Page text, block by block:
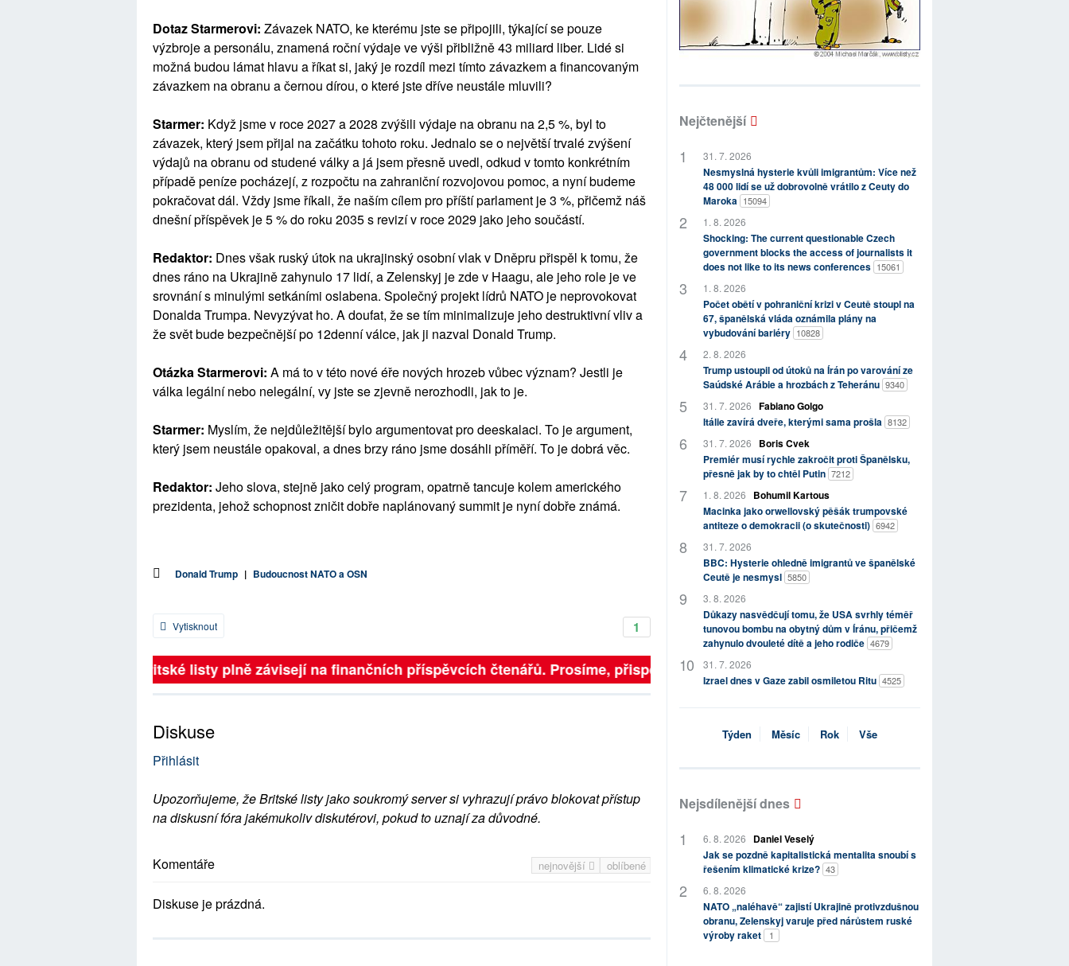
Dotaz Starmerovi: Závazek NATO, ke kterému jste se připojili, týkající se pouze
výzbroje a personálu, znamená roční výdaje ve výši přibližně 43 miliard liber. Lidé si
možná budou lámat hlavu a říkat si, jaký je rozdíl mezi tímto závazkem a financovaným
závazkem na obranu a černou dírou, o které jste dříve neustále mluvili?
Starmer: Když jsme v roce 2027 a 2028 zvýšili výdaje na obranu na 2,5 %, byl to
závazek, který jsem přijal na začátku tohoto roku. Jednalo se o největší trvalé zvýšení
výdajů na obranu od studené války a já jsem přesně uvedl, odkud v tomto konkrétním
případě peníze pocházejí, z rozpočtu na zahraniční rozvojovou pomoc, a nyní budeme
pokračovat dál. Vždy jsme říkali, že naším cílem pro příští parlament je 3 %, přičemž náš
dnešní příspěvek je 5 % do roku 2035 s revizí v roce 2029 jako jeho součástí.
Redaktor: Dnes však ruský útok na ukrajinský osobní vlak v Dněpru přispěl k tomu, že
dnes ráno na Ukrajině zahynulo 17 lidí, a Zelenskyj je zde v Haagu, ale jeho role je ve
srovnání s minulými setkáními oslabena. Společný projekt lídrů NATO je neprovokovat
Donalda Trumpa. Nevyzývat ho. A doufat, že se tím minimalizuje jeho destruktivní vliv a
že svět bude bezpečnější po 12denní válce, jak ji nazval Donald Trump.
Otázka Starmerovi: A má to v této nové éře nových hrozeb vůbec význam? Jestli je
válka legální nebo nelegální, vy jste se zjevně nerozhodli, jak to je.
Starmer: Myslím, že nejdůležitější bylo argumentovat pro deeskalaci. To je argument,
který jsem neustále opakoval, a dnes brzy ráno jsme dosáhli příměří. To je dobrá věc.
Redaktor: Jeho slova, stejně jako celý program, opatrně tancuje kolem amerického
prezidenta, jehož schopnost zničit dobře naplánovaný summit je nyní dobře známá.
Donald Trump | Budoucnost NATO a OSN
1
Vytisknout
Britské listy plně závisejí na finančních příspěvcích čtenářů. Prosíme, přispějte. ➥
Diskuse
Přihlásit
Upozorňujeme, že Britské listy jako soukromý server si vyhrazují právo blokovat přístup
na diskusní fóra jakémukoliv diskutérovi, pokud to uznají za důvodné.
nejnovější oblíbené
Komentáře
Diskuse je prázdná.
Nejčtenější
31. 7. 2026
Nesmyslná hysterie kvůli imigrantům: Více než
48 000 lidí se už dobrovolně vrátilo z Ceuty do
Maroka 15094
1. 8. 2026
Shocking: The current questionable Czech
government blocks the access of journalists it
does not like to its news conferences 15061
1. 8. 2026
Počet obětí v pohraniční krizi v Ceutě stoupl na
67, španělská vláda oznámila plány na
vybudování bariéry 10828
2. 8. 2026
Trump ustoupil od útoků na Írán po varování ze
Saúdské Arábie a hrozbách z Teheránu 9340
31. 7. 2026 Fabiano Golgo
Itálie zavírá dveře, kterými sama prošla 8132
31. 7. 2026
Boris Cvek
Premiér musí rychle zakročit proti Španělsku,
přesně jak by to chtěl Putin 7212
1. 8. 2026
Bohumil Kartous
Macinka jako orwellovský pěšák trumpovské
antiteze o demokracii (o skutečnosti) 6942
31. 7. 2026
BBC: Hysterie ohledně imigrantů ve španělské
Ceutě je nesmysl 5850
3. 8. 2026
Důkazy nasvědčují tomu, že USA svrhly téměř
tunovou bombu na obytný dům v Íránu, přičemž
zahynulo dvouleté dítě a jeho rodiče 4679
31. 7. 2026
Izrael dnes v Gaze zabil osmiletou Ritu 4525
Týden Měsíc Rok Vše
Nejsdílenější dnes
6. 8. 2026
Daniel Veselý
Jak se pozdně kapitalistická mentalita snoubí s
řešením klimatické krize? 43
6. 8. 2026
NATO „naléhavě“ zajistí Ukrajině protivzdušnou
obranu, Zelenskyj varuje před nárůstem ruské
výroby raket
1